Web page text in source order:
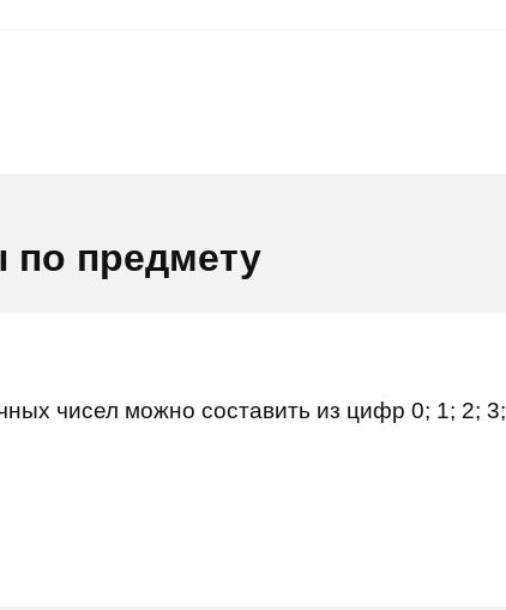
по предмету
чисел можно составить из цифр 0; 1; 2; 3;